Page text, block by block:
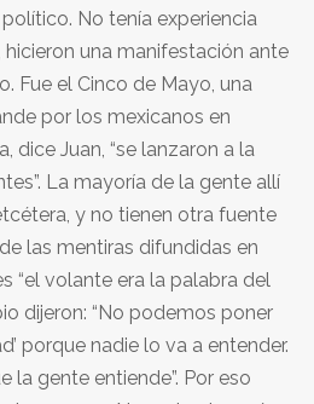
No tenía experiencia
una manifestación ante
Fue el Cinco de Mayo, una
por los mexicanos en
dice Juan, “se lanzaron a la
La mayoría de la gente allí
y no tienen otra fuente
las mentiras difundidas en
“el volante era la palabra del
dijeron: “No podemos poner
porque nadie lo va a entender.
la gente entiende”. Por eso